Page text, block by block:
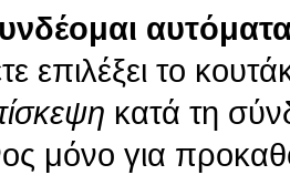
επιλέξει το
κατά τη
μόνο για